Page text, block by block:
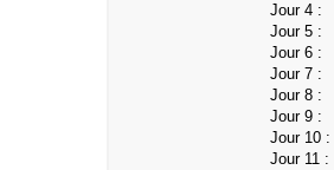
Jour 4 :
Jour 5 :
Jour 6 :
Jour 7 :
Jour 8 :
Jour 9 :
Jour 10
Jour 11